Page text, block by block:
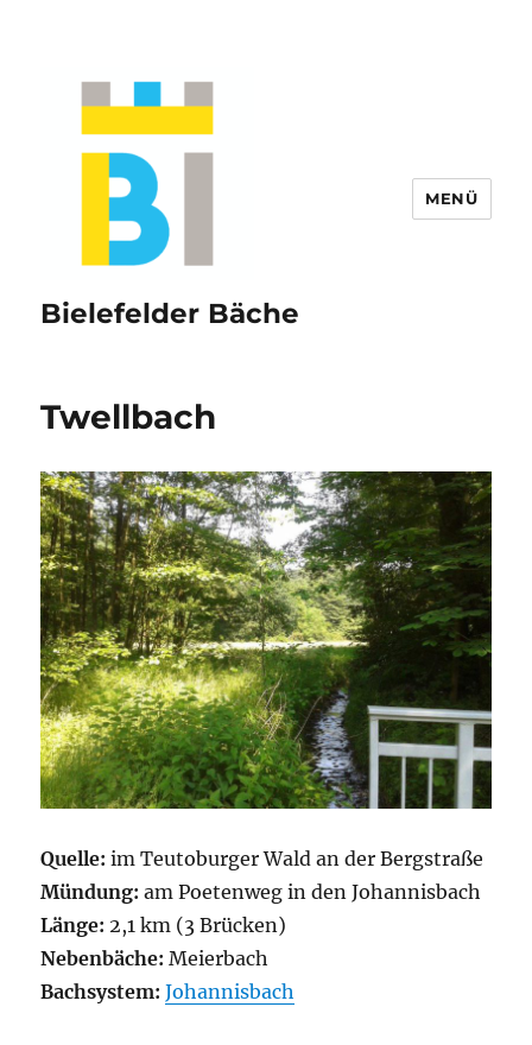
Bielefelder Bäche
MENÜ
Twellbach
Quelle: im Teutoburger Wald an der Bergstraße
Mündung: am Poetenweg in den Johannisbach
Länge: 2,1 km (3 Brücken)
Nebenbäche:Meierbach
Bachsystem:Johannisbach